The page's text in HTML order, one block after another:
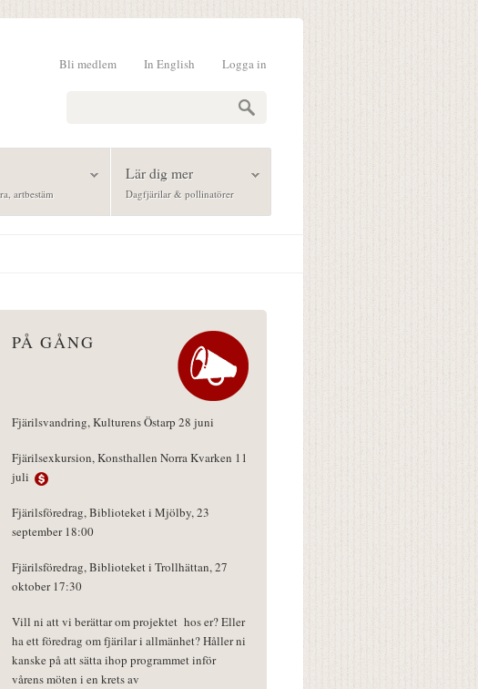
Logga in
In English
Bli medlem
artbestäm
Lär dig mer
Dagfjärilar & pollinatörer
PÅ GÅNG
Fjärilsvandring, Kulturens Östarp 28 juni
Fjärilsexkursion, Konsthallen Norra Kvarken 11
juli
Fjärilsföredrag, Biblioteket i Mjölby, 23
september 18:00
Fjärilsföredrag, Biblioteket i Trollhättan, 27
oktober 17:30
Vill ni att vi berättar om projektet hos er? Eller
ha ett föredrag om fjärilar i allmänhet? Håller ni
kanske på att sätta ihop programmet inför
vårens möten i en krets av